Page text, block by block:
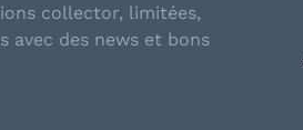
collector, limitées,
avec des news et bons